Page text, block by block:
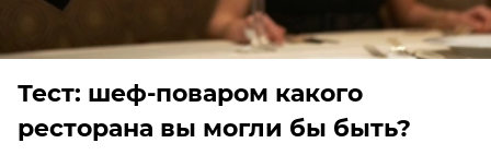
Тест: шеф-поваром какого
ресторана вы могли бы быть?